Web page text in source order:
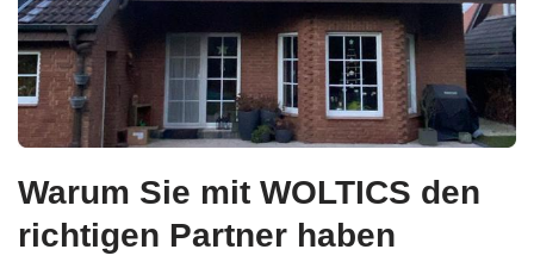
Warum Sie mit WOLTICS den
richtigen Partner haben